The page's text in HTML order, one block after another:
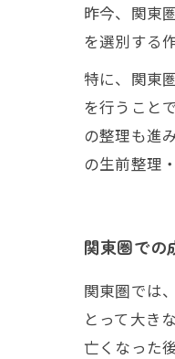
昨今、関東
を選別する
特に、関東
を行うこと
の整理も進
の生前整理
関東圏での
関東圏では
とって大き
亡くなった